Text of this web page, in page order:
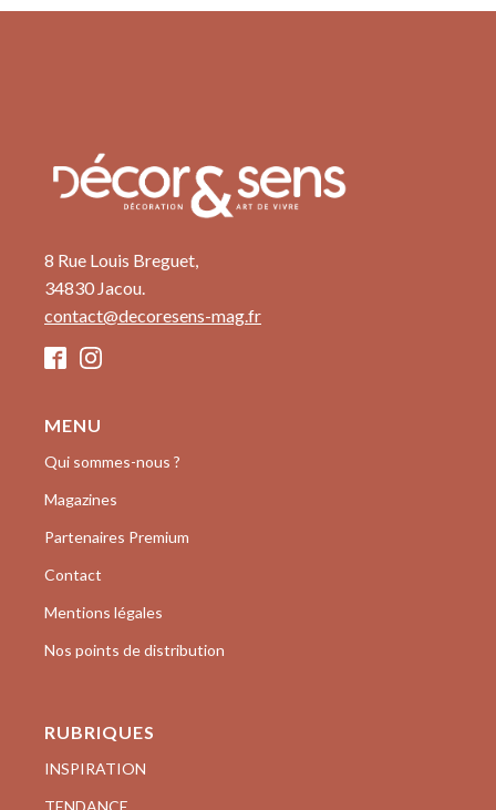
8 Rue Louis Breguet,
34830 Jacou.
contact@decoresens-mag.fr
MENU
Qui sommes-nous ?
Magazines
Partenaires Premium
Contact
Mentions légales
Nos points de distribution
RUBRIQUES
INSPIRATION